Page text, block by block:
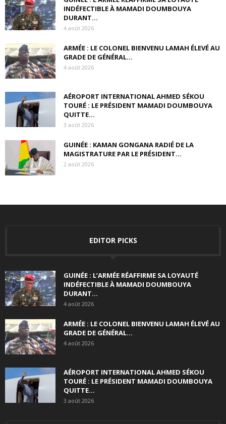
INDÉFECTIBLE À MAMADI DOUMBOUYA
DURANT...
4 août 2026
ARMÉE : LE COLONEL BIENVENU LAMAH ÉLEVÉ AU
GRADE DE GÉNÉRAL...
4 août 2026
AÉROPORT INTERNATIONAL AHMED SÉKOU
TOURÉ : LE PRÉSIDENT MAMADI DOUMBOUYA
QUITTE...
3 août 2026
GUINÉE : KAMAN GONGANA RADIÉ DE LA
MAGISTRATURE PAR LE PRÉSIDENT...
2 août 2026
EDITOR PICKS
GUINÉE : L’ARMÉE RÉAFFIRME SA LOYAUTÉ
INDÉFECTIBLE À MAMADI DOUMBOUYA
DURANT...
4 août 2026
ARMÉE : LE COLONEL BIENVENU LAMAH ÉLEVÉ AU
GRADE DE GÉNÉRAL...
4 août 2026
AÉROPORT INTERNATIONAL AHMED SÉKOU
TOURÉ : LE PRÉSIDENT MAMADI DOUMBOUYA
QUITTE...
3 août 2026